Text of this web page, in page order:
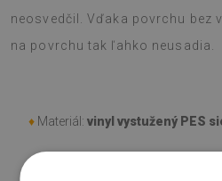
neosvedčil. Vďaka povrchu bez
na povrchu tak ľahko neusadia.
♦ Materiál: vinyl vystužený PES